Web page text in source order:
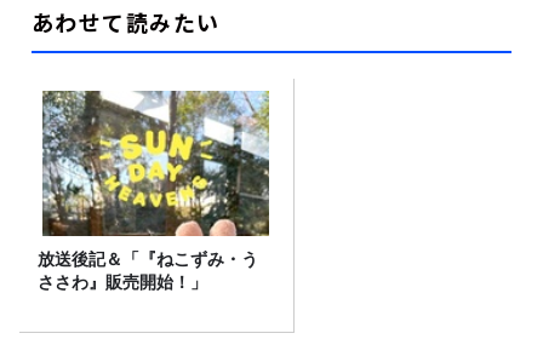
あわせて読みたい
放送後記＆「『ねこずみ・う
ささわ』販売開始！」